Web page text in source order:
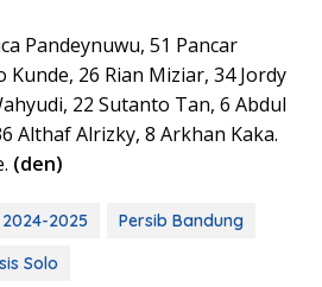
Pandeynuwu, 51 Pancar
Kunde, 26 Rian Miziar, 34 Jordy
22 Sutanto Tan, 6 Abdul
Althaf Alrizky, 8 Arkhan Kaka.
(den)
2024-2025
Persib Bandung
Solo